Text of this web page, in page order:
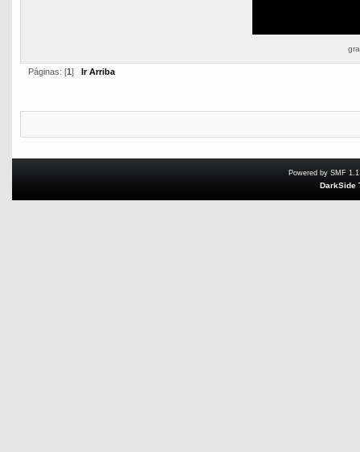
Páginas: [1 ] Ir Arriba
Powered by SMF
DarkSide